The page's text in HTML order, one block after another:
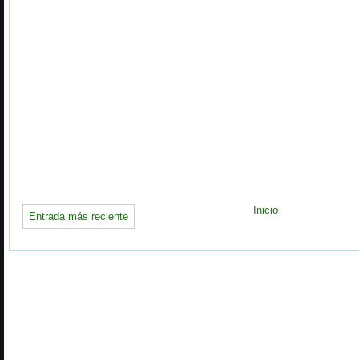
Entrada más reciente
Inicio